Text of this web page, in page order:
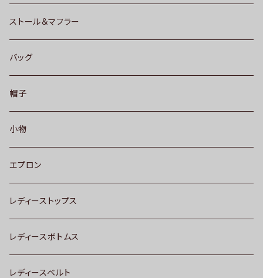
ストール＆マフラー
バッグ
帽子
小物
エプロン
レディーストップス
レディースボトムス
レディースベルト